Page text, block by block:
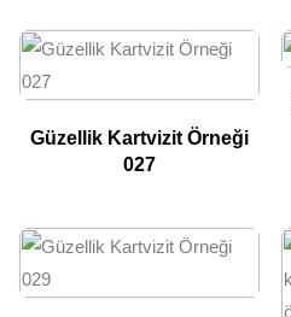
Güzellik Kartvizit Örneği
027